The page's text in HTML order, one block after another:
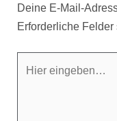
Deine E-Mail-
Erforderliche Felder